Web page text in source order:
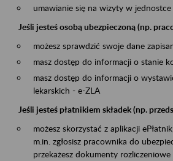
umawianie się na wizyty w jednostce
Jeśli jesteś osobą ubezpieczoną (np.
możesz sprawdzić swoje dane
masz dostęp do informacji o stanie
masz dostęp do informacji o
lekarskich - e-ZLA
Jeśli jesteś płatnikiem składek (np.
możesz skorzystać z aplikacji
m.in. zgłosisz pracownika do
przekażesz dokumenty